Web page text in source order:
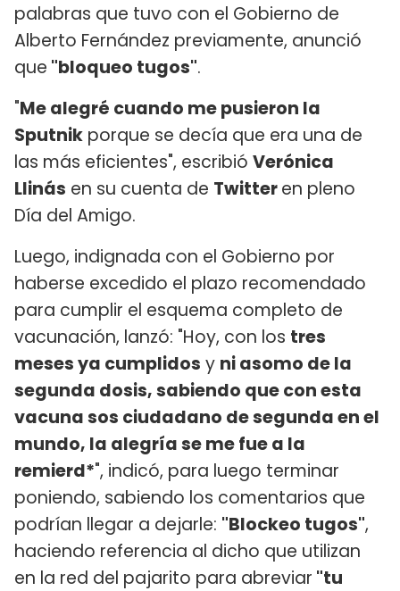
palabras que tuvo con el Gobierno de
Alberto Fernández previamente, anunció
que "bloqueo tugos".
"Me alegré cuando me pusieron la
Sputnik porque se decía que era una de
las más eficientes", escribió Verónica
Llinás en su cuenta de Twitteren pleno
Día del Amigo.
Luego, indignada con el Gobierno por
haberse excedido el plazo recomendado
para cumplir el esquema completo de
vacunación, lanzó: "Hoy, con los tres
meses ya cumplidos y ni asomo de la
segunda dosis, sabiendo que con esta
vacuna sos ciudadano de segunda en el
mundo, la alegría se me fue a la
remierd*", indicó, para luego terminar
poniendo, sabiendo los comentarios que
podrían llegar a dejarle: "Blockeo tugos",
haciendo referencia al dicho que utilizan
en la red del pajarito para abreviar "tu